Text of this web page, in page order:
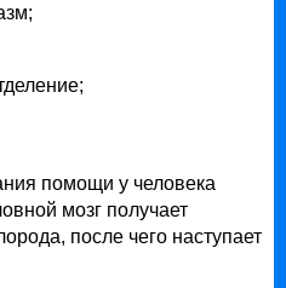
помощи у человека
мозг получает
после чего наступает